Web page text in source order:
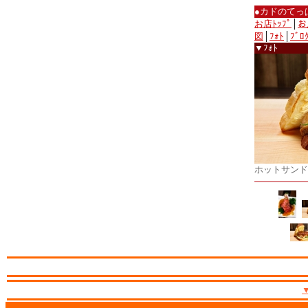
●カドのて
お店ﾄｯﾌﾟ
図
ﾌｫﾄ
ﾌﾞﾛ
▼ﾌｫﾄ
ホットサン